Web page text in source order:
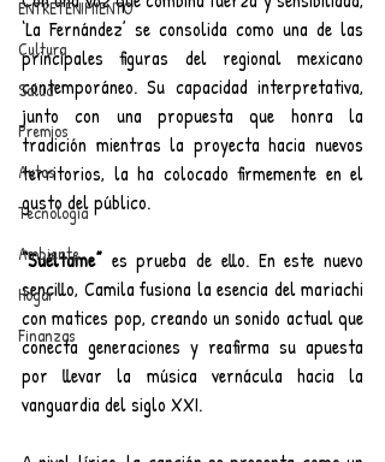
ENTRETENIMIENTO
Cultura
Salud
Premios
Autos
Tecnología
Ambiente
Hogar
Finanzas
‘La Fernández’ se consolida como una de las
principales figuras del regional mexicano
contemporáneo. Su capacidad interpretativa,
junto con una propuesta que honra la
tradición mientras la proyecta hacia nuevos
territorios, la ha colocado firmemente en el
gusto del público.
“Suéltame” es prueba de ello. En este nuevo
sencillo, Camila fusiona la esencia del mariachi
con matices pop, creando un sonido actual que
conecta generaciones y reafirma su apuesta
por llevar la música vernácula hacia la
vanguardia del siglo XXI.